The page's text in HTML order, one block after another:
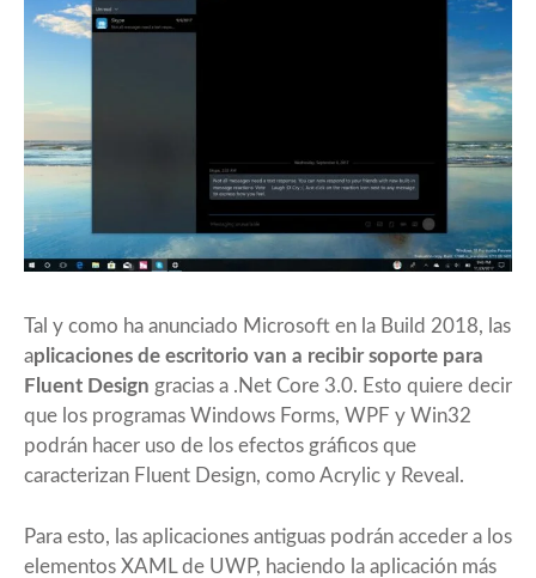
Tal y como ha anunciado Microsoft en la Build 2018, las
aplicaciones de escritorio van a recibir soporte para
Fluent Design gracias a .Net Core 3.0. Esto quiere decir
que los programas Windows Forms, WPF y Win32
podrán hacer uso de los efectos gráficos que
caracterizan Fluent Design, como Acrylic y Reveal.
Para esto, las aplicaciones antiguas podrán acceder a los
elementos XAML de UWP, haciendo la aplicación más